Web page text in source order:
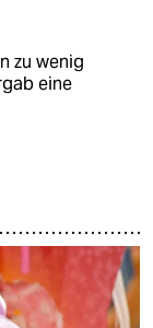
zu wenig
eine